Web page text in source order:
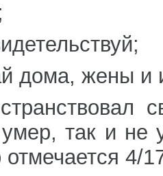
дома, жены и
так и не
4/